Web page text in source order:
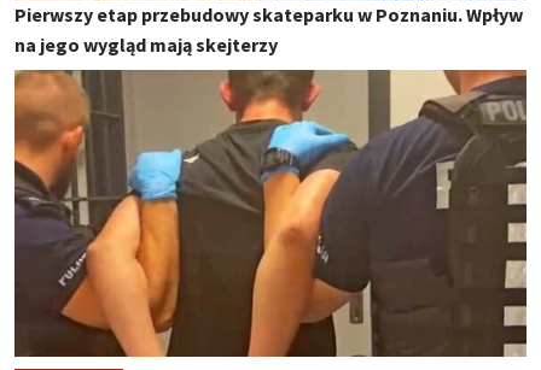
Pierwszy etap przebudowy skateparku w Poznaniu. Wpływ
na jego wygląd mają skejterzy